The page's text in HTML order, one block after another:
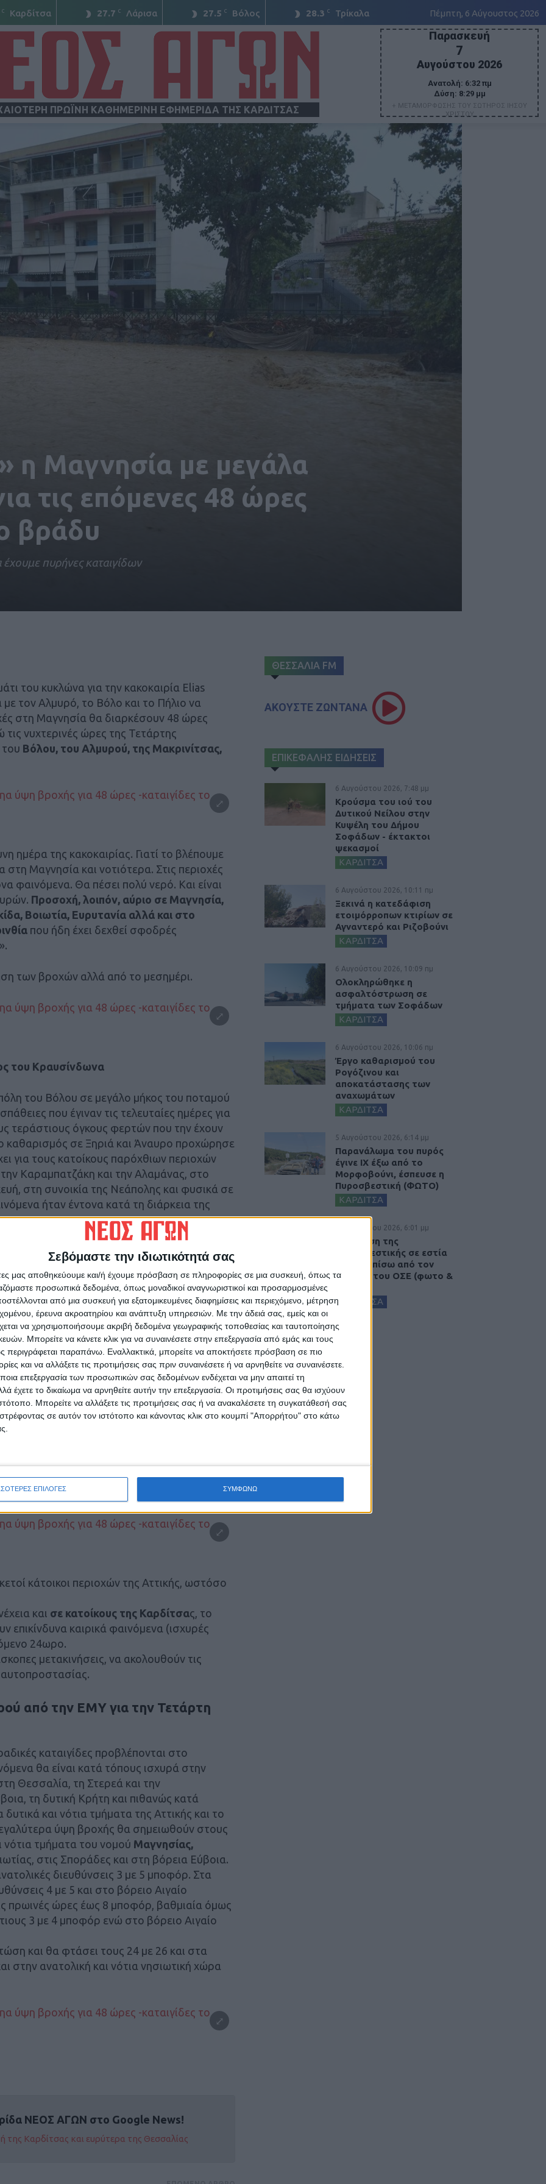
Σεβόμαστε την ιδιωτικότητά σας
μας αποθηκεύουμε και/ή έχουμε πρόσβαση σε πληροφορίες σε μια συσκευή, όπως τα
προσωπικά δεδομένα, όπως μοναδικοί αναγνωριστικοί και προσαρμοσμένες
από μια συσκευή για εξατομικευμένες διαφημίσεις και περιεχόμενο, μέτρηση
έρευνα ακροατηρίου και ανάπτυξη υπηρεσιών. Με την άδειά σας, εμείς και οι
να χρησιμοποιήσουμε ακριβή δεδομένα γεωγραφικής τοποθεσίας και ταυτοποίησης
Μπορείτε να κάνετε κλικ για να συναινέσετε στην επεξεργασία από εμάς και τους
περιγράφεται παραπάνω. Εναλλακτικά, μπορείτε να αποκτήσετε πρόσβαση σε πιο
και να αλλάξετε τις προτιμήσεις σας πριν συναινέσετε ή να αρνηθείτε να συναινέσετε.
επεξεργασία των προσωπικών σας δεδομένων ενδέχεται να μην απαιτεί τη
έχετε το δικαίωμα να αρνηθείτε αυτήν την επεξεργασία. Οι προτιμήσεις σας θα ισχύουν
Μπορείτε να αλλάξετε τις προτιμήσεις σας ή να ανακαλέσετε τη συγκατάθεσή σας
σε αυτόν τον ιστότοπο και κάνοντας κλικ στο κουμπί "Απορρήτου" στο κάτω
ΕΠΙΛΟΓΕΣ ΣΥΜΦΩΝΩ
C Καρδίτσα 27.7 C Λάρισα 27.5 C Βόλος 28.3 C Τρίκαλα Πέμπτη, 6 Αύγουστος 2026
ΠΡΩΪΝΗ ΚΑΘΗΜΕΡΙΝΗ ΕΦΗΜΕΡΙΔΑ ΤΗΣ ΚΑΡΔΙΤΣΑΣ
ΝΕΟΣ
Παρασκευή
7
Αυγούστου 2026
Ανατολή: 6:32 πμ
Δύση: 8:29 μμ
+ ΜΕΤΑΜΟΡΦΩΣΗΣ ΤΟΥ ΣΩΤΗΡΟΣ ΙΗΣΟΥ
ΧΡΙΣΤΟΥ
η Μαγνησία με μεγάλα
τις επόμενες 48 ώρες
βράδυ
πυρήνες καταιγίδων
του κυκλώνα για την κακοκαιρία Elias
τον Αλμυρό, το Βόλο και το Πήλιο να
στη Μαγνησία θα διαρκέσουν 48 ώρες
νυχτερινές ώρες της Τετάρτης
του Βόλου, του Αλμυρού, της Μακρινίτσας,
ημέρα της κακοκαιρίας. Γιατί το βλέπουμε
Μαγνησία και νοτιότερα. Στις περιοχές
φαινόμενα. Θα πέσει πολύ νερό. Και είναι
Προσοχή, λοιπόν, αύριο σε Μαγνησία,
Βοιωτία, Ευρυτανία αλλά και στο
που ήδη έχει δεχθεί σφοδρές
των βροχών αλλά από το μεσημέρι.
του Κραυσίνδωνα
του Βόλου σε μεγάλο μήκος του ποταμού
που έγιναν τις τελευταίες ημέρες για
τεράστιους όγκους φερτών που την έχουν
καθαρισμός σε Ξηριά και Άναυρο προχώρησε
για τους κατοίκους παρόχθιων περιοχών
Καραμπατζάκη και την Αλαμάνας, στο
στη συνοικία της Νεάπολης και φυσικά σε
ήταν έντονα κατά τη διάρκεια της
του δήμου Αλμυρού για τη νέα
Μουρεσίου και Νοτίου Πηλίου
– Εστάλη και στη Μαγνησία
καιρικά φαινόμενα έλαβαν στα
του Βόλουκαι της ευρύτερης
της Πάτρας, της Κεφαλονιάς, της
της Φθιώτιδας, της Φωκίδας, της Βοιωτίας,
με το οποίο τους προειδοποιούσε για
24ωρο στην περιοχή τους.
κάτοικοι περιοχών της Αττικής, ωστόσο
και σε κατοίκους της Καρδίτσας, το
επικίνδυνα καιρικά φαινόμενα (ισχυρές
24ωρο.
μετακινήσεις, να ακολουθούν τις
από την ΕΜΥ για την Τετάρτη
καταιγίδες προβλέπονται στο
θα είναι κατά τόπους ισχυρά στην
Θεσσαλία, τη Στερεά και την
τη δυτική Κρήτη και πιθανώς κατά
και νότια τμήματα της Αττικής και το
ύψη βροχής θα σημειωθούν στους
τμήματα του νομού Μαγνησίας,
στις Σποράδες και στη βόρεια Εύβοια.
διευθύνσεις 3 με 5 μποφόρ. Στα
4 με 5 και στο βόρειο Αιγαίο
πρωινές ώρες έως 8 μποφόρ, βαθμιαία όμως
3 με 4 μποφόρ ενώ στο βόρειο Αιγαίο
και θα φτάσει τους 24 με 26 και στα
στην ανατολική και νότια νησιωτική χώρα
ΝΕΟΣ ΑΓΩΝ στο Google News!
της Καρδίτσας και ευρύτερα της Θεσσαλίας
ΘΕΣΣΑΛΙΑ FM
ΑΚΟΥΣΤΕ ΖΩΝΤΑΝΑ
ΕΠΙΚΕΦΑΛΗΣ ΕΙΔΗΣΕΙΣ
6 Αυγούστου 2026, 7:48 μμ
Κρούσμα του ιού του
Δυτικού Νείλου στην
Κυψέλη του Δήμου
Σοφάδων - έκτακτοι
ψεκασμοί
ΚΑΡΔΙΤΣΑ
6 Αυγούστου 2026, 10:11 πμ
Ξεκινά η κατεδάφιση
ετοιμόρροπων κτιρίων σε
Αγναντερό και Ριζοβούνι
ΚΑΡΔΙΤΣΑ
6 Αυγούστου 2026, 10:09 πμ
Ολοκληρώθηκε η
ασφαλτόστρωση σε
τμήματα των Σοφάδων
ΚΑΡΔΙΤΣΑ
6 Αυγούστου 2026, 10:06 πμ
Έργο καθαρισμού του
Ρογόζινου και
αποκατάστασης των
αναχωμάτων
ΚΑΡΔΙΤΣΑ
5 Αυγούστου 2026, 6:14 μμ
Παρανάλωμα του πυρός
έγινε ΙΧ έξω από το
Μορφοβούνι, έσπευσε η
Πυροσβεστική (ΦΩΤΟ)
ΚΑΡΔΙΤΣΑ
5 Αυγούστου 2026, 6:01 μμ
Επέμβαση της
Πυροσβεστικής σε εστία
φωτιάς πίσω από τον
σταθμό του ΟΣΕ (φωτο &
ΚΑΡΔΙΤΣΑ